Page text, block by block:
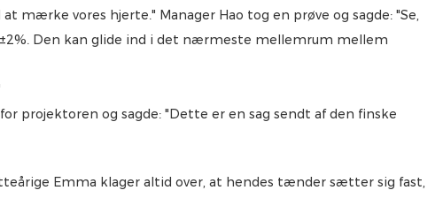
mærke vores hjerte." Manager Hao tog en prøve og sagde: "Se,
Den kan glide ind i det nærmeste mellemrum mellem
projektoren og sagde: "Dette er en sag sendt af den finske
Emma klager altid over, at hendes tænder sætter sig fast,